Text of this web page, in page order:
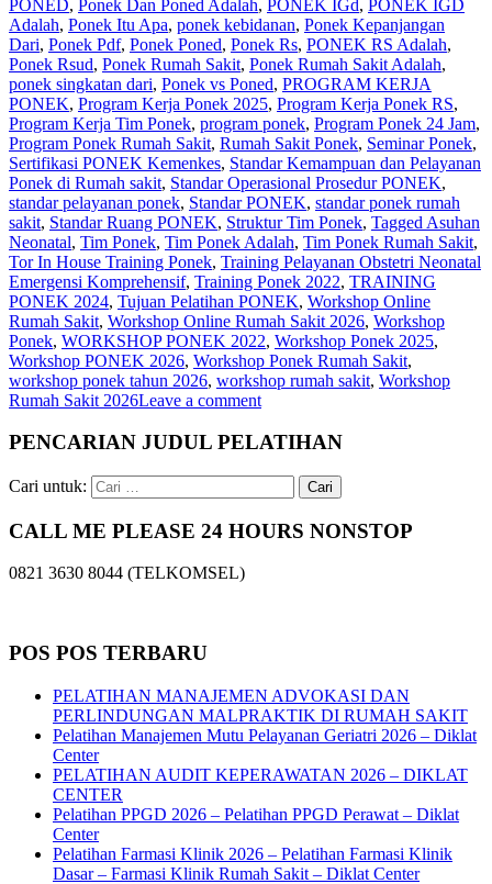
PONED, Ponek Dan Poned Adalah, PONEK IGd, PONEK IGD
Adalah, Ponek Itu Apa, ponek kebidanan, Ponek Kepanjangan
Dari, Ponek Pdf, Ponek Poned, Ponek Rs, PONEK RS Adalah,
Ponek Rsud, Ponek Rumah Sakit, Ponek Rumah Sakit Adalah,
ponek singkatan dari, Ponek vs Poned, PROGRAM KERJA
PONEK, Program Kerja Ponek 2025, Program Kerja Ponek RS,
Program Kerja Tim Ponek, program ponek, Program Ponek 24 Jam,
Program Ponek Rumah Sakit, Rumah Sakit Ponek, Seminar Ponek,
Sertifikasi PONEK Kemenkes, Standar Kemampuan dan Pelayanan
Ponek di Rumah sakit, Standar Operasional Prosedur PONEK,
standar pelayanan ponek, Standar PONEK, standar ponek rumah
sakit, Standar Ruang PONEK, Struktur Tim Ponek, Tagged Asuhan
Neonatal, Tim Ponek, Tim Ponek Adalah, Tim Ponek Rumah Sakit,
Tor In House Training Ponek, Training Pelayanan Obstetri Neonatal
Emergensi Komprehensif, Training Ponek 2022, TRAINING
PONEK 2024, Tujuan Pelatihan PONEK, Workshop Online
Rumah Sakit, Workshop Online Rumah Sakit 2026, Workshop
Ponek, WORKSHOP PONEK 2022, Workshop Ponek 2025,
Workshop PONEK 2026, Workshop Ponek Rumah Sakit,
workshop ponek tahun 2026, workshop rumah sakit, Workshop
Rumah Sakit 2026Leave a comment
PENCARIAN JUDUL PELATIHAN
Cari untuk:
CALL ME PLEASE 24 HOURS NONSTOP
0821 3630 8044 (TELKOMSEL)
POS POS TERBARU
PELATIHAN MANAJEMEN ADVOKASI DAN
PERLINDUNGAN MALPRAKTIK DI RUMAH SAKIT
Pelatihan Manajemen Mutu Pelayanan Geriatri 2026 – Diklat
Center
PELATIHAN AUDIT KEPERAWATAN 2026 – DIKLAT
CENTER
Pelatihan PPGD 2026 – Pelatihan PPGD Perawat – Diklat
Center
Pelatihan Farmasi Klinik 2026 – Pelatihan Farmasi Klinik
Dasar – Farmasi Klinik Rumah Sakit – Diklat Center